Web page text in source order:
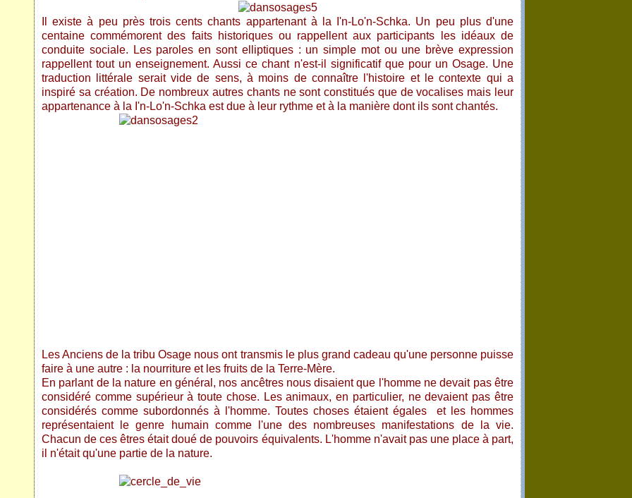
Il existe à peu près trois cents chants appartenant à la I'n-Lo'n-Schka. Un peu plus d'une
centaine commémorent des faits historiques ou rappellent aux participants les idéaux de
conduite sociale. Les paroles en sont elliptiques : un simple mot ou une brève expression
rappellent tout un enseignement. Aussi ce chant n'est-il significatif que pour un Osage. Une
traduction littérale serait vide de sens, à moins de connaître l'histoire et le contexte qui a
inspiré sa création. De nombreux autres chants ne sont constitués que de vocalises mais leur
appartenance à la I'n-Lo'n-Schka est due à leur rythme et à la manière dont ils sont chantés.
Les Anciens de la tribu Osage nous ont transmis le plus grand cadeau qu'une personne puisse
faire à une autre : la nourriture et les fruits de la Terre-Mère.
En parlant de la nature en général, nos ancêtres nous disaient que l'homme ne devait pas être
considéré comme supérieur à toute chose. Les animaux, en particulier, ne devaient pas être
considérés comme subordonnés à l'homme. Toutes choses étaient égales et les hommes
représentaient le genre humain comme l'une des nombreuses manifestations de la vie.
Chacun de ces êtres était doué de pouvoirs équivalents. L'homme n'avait pas une place à part,
il n'était qu'une partie de la nature.